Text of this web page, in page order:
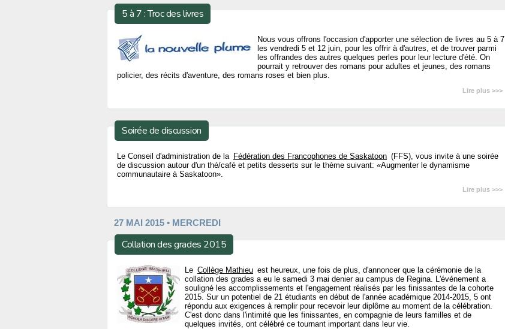
5 à 7 : Troc des livres
Nous vous offrons l'occasion d'apporter une sélection de livres au 5 à 7
les vendredi 5 et 12 juin, pour les offrir à d'autres, et de trouver parmi
les offrandes des autres quelques perles pour leur lecture d'été. On
pourrait y retrouver des romans pour adultes et jeunes, des romans
policier, des récits d'aventure, des romans roses et bien plus.
Lire plus >>>
Soirée de discussion
Le Conseil d'administration de la Fédération des Francophones de Saskatoon (FFS), vous invite à une soirée
de discussion autour d'un thé/café et petits desserts sur le thème suivant: «Augmenter le dynamisme
communautaire à Saskatoon».
Lire plus >>>
27 MAI 2015 • MERCREDI
Collation des grades 2015
Le Collège Mathieu est heureux, une fois de plus, d'annoncer que la cérémonie de la
collation des grades a eu le samedi 3 mai denier au campus de Regina. L'événement a
souligné les accomplissements et l'engagement réalisés par les finissantes de la cohorte
2015. Sur un potentiel de 21 étudiants en début de l'année académique 2014-2015, 5 ont
répondu aux exigences à remplir pour recevoir leur diplôme au moment de la célébration.
C'est donc dans l'intimité que les finissantes, en compagnie de leurs familles et de
quelques invités, ont célébré ce tournant important dans leur vie.